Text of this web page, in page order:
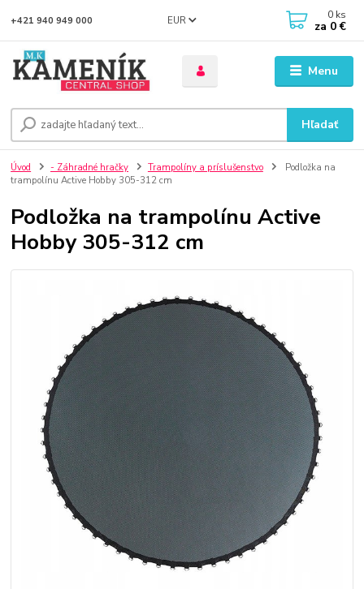
Menu
EUR
Hľadať
+421 940 949 000 0 ks
za 0 €
Úvod - Záhradné hračky Trampolíny a príslušenstvo
Podložka na
trampolínu Active Hobby 305-312 cm
Podložka na trampolínu Active
Hobby 305-312 cm